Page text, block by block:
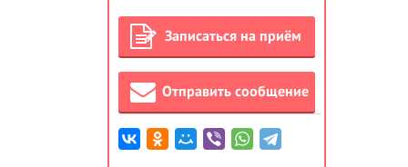
Записаться на приём
Отправить сообщение